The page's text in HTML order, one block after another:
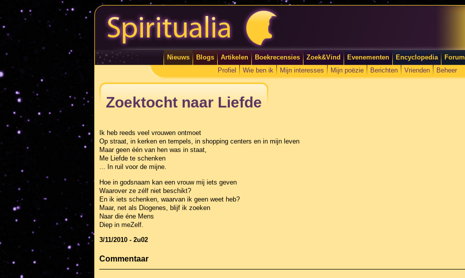
Nieuws Blogs Artikelen Boekrecensies Zoek&Vind Evenementen Encyclopedia Forum
Profiel
Wie ben ik Mijn interesses Mijn poëzie Berichten Vrienden Beheer
Zoektocht naar Liefde
Ik heb reeds veel vrouwen ontmoet
Op straat, in kerken en tempels, in shopping centers en in mijn leven
Maar geen één van hen was in staat,
Me Liefde te schenken
... In ruil voor de mijne.
Hoe in godsnaam kan een vrouw mij iets geven
Waarover ze zélf niet beschikt?
En ik iets schenken, waarvan ik geen weet heb?
Maar, net als Diogenes, blijf ik zoeken
Naar die éne Mens
Diep in meZelf.
3/11/2010 - 2u02
Commentaar